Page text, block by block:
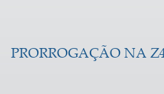
PRORROGAÇÃO NA